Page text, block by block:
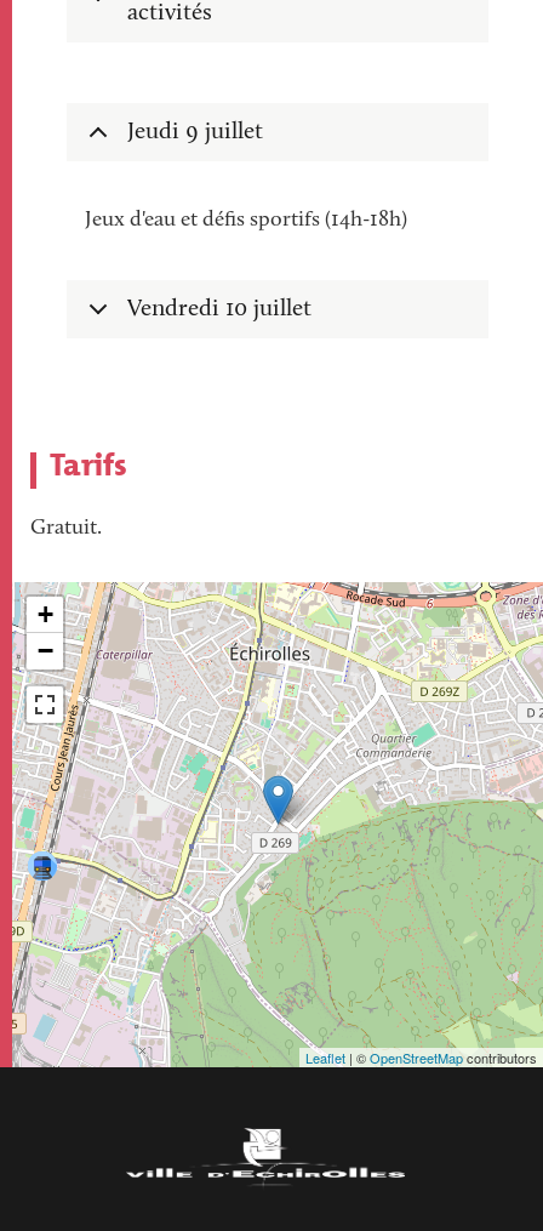
activités
Jeudi 9 juillet
Jeux d'eau et défis sportifs (14h-18h)
Vendredi 10 juillet
Tarifs
Gratuit.
+
−
Leaflet | ©OpenStreetMapcontributors